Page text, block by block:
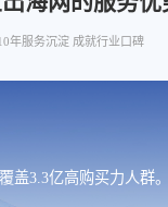
年服务沉淀 成就行业口碑
盖3.3亿高购买力人群。